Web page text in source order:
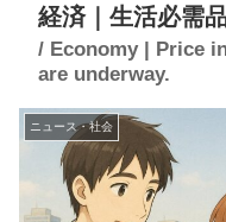
経済｜生活必需
/ Economy | Price
are underway.
ニュース・社会